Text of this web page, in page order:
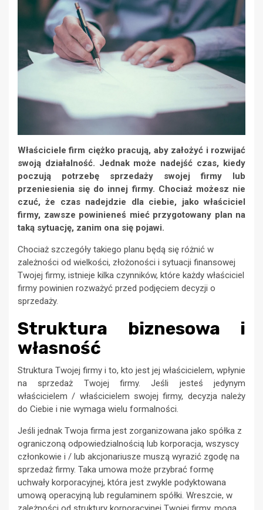
Właściciele firm ciężko pracują, aby założyć i rozwijać
swoją działalność. Jednak może nadejść czas, kiedy
poczują potrzebę sprzedaży swojej firmy lub
przeniesienia się do innej firmy. Chociaż możesz nie
czuć, że czas nadejdzie dla ciebie, jako właściciel
firmy, zawsze powinieneś mieć przygotowany plan na
taką sytuację, zanim ona się pojawi.
Chociaż szczegóły takiego planu będą się różnić w
zależności od wielkości, złożoności i sytuacji finansowej
Twojej firmy, istnieje kilka czynników, które każdy właściciel
firmy powinien rozważyć przed podjęciem decyzji o
sprzedaży.
Struktura biznesowa i
własność
Struktura Twojej firmy i to, kto jest jej właścicielem, wpłynie
na sprzedaż Twojej firmy. Jeśli jesteś jedynym
właścicielem / właścicielem swojej firmy, decyzja należy
do Ciebie i nie wymaga wielu formalności.
Jeśli jednak Twoja firma jest zorganizowana jako spółka z
ograniczoną odpowiedzialnością lub korporacja, wszyscy
członkowie i / lub akcjonariusze muszą wyrazić zgodę na
sprzedaż firmy. Taka umowa może przybrać formę
uchwały korporacyjnej, która jest zwykle podyktowana
umową operacyjną lub regulaminem spółki. Wreszcie, w